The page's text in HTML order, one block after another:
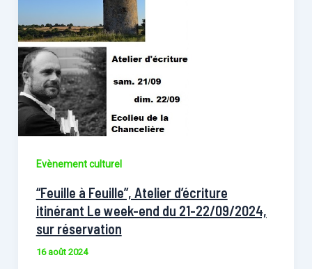
Evènement culturel
“Feuille à Feuille”, Atelier d’écriture
itinérant Le week-end du 21-22/09/2024,
sur réservation
16 août 2024